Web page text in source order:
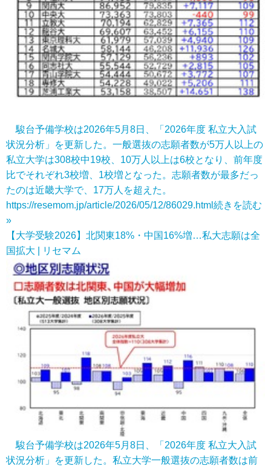
駿台予備学校は2026年5月8日、「2026年度 私立大入試
状況分析」を更新した。一般選抜の志願者数が5万人以上の
私立大学は308校中19校、10万人以上は6校となり、前年度
比でそれぞれ3校増、1校増となった。志願者数が最多だっ
たのは近畿大学で、17万人を超えた。
https://resemom.jp/article/2026/05/12/86029.html 続きを読む
»
【大学受験2026】北関東18%・中国16%増…私大志願は全
国拡大 | リセマム
駿台予備学校は2026年5月8日、「2026年度 私立大入試
状況分析」を更新した。私立大学一般選抜の志願者数は前